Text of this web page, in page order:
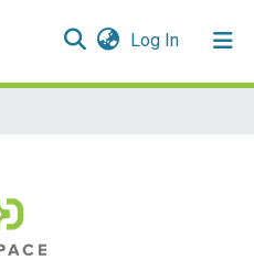
Log In(current)